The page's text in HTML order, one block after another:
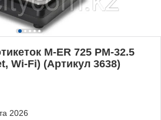
M-ER 725 PM-32.5
Wi-Fi) (Артикул 3638)
2026